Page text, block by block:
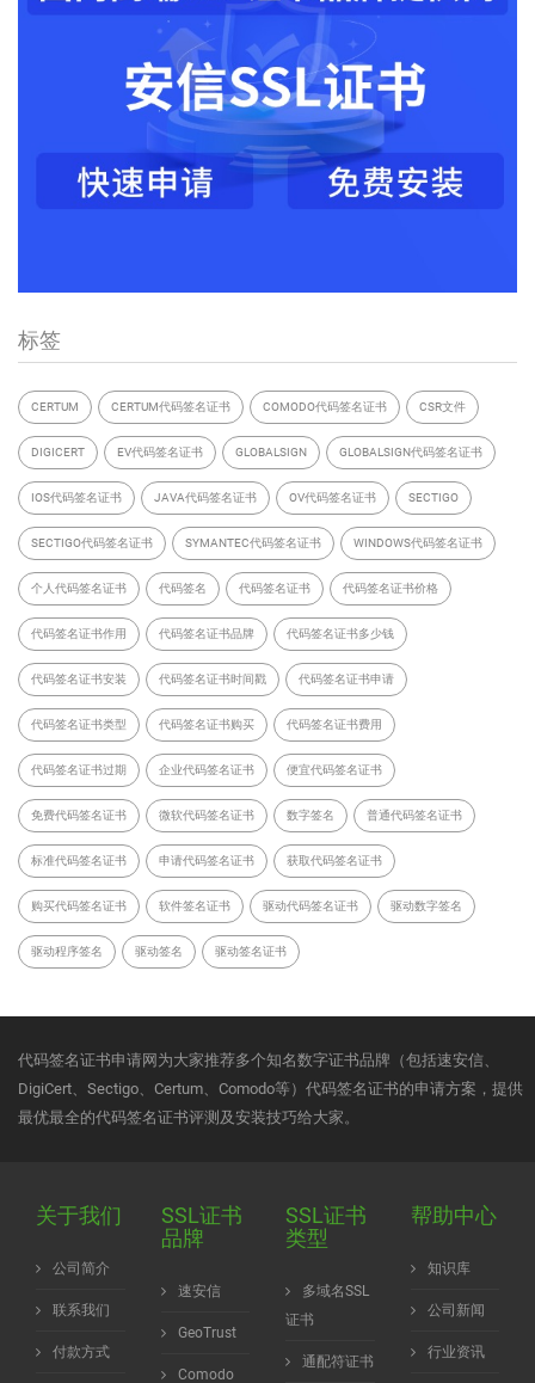
标签
CERTUM CERTUM代码签名证书 COMODO代码签名证书 CSR文件
DIGICERT EV代码签名证书 GLOBALSIGN GLOBALSIGN代码签名证书
IOS代码签名证书 JAVA代码签名证书 OV代码签名证书 SECTIGO
SECTIGO代码签名证书 SYMANTEC代码签名证书 WINDOWS代码签名证书
个人代码签名证书 代码签名 代码签名证书 代码签名证书价格
代码签名证书作用 代码签名证书品牌 代码签名证书多少钱
代码签名证书安装 代码签名证书时间戳 代码签名证书申请
代码签名证书类型 代码签名证书购买 代码签名证书费用
代码签名证书过期 企业代码签名证书 便宜代码签名证书
免费代码签名证书 微软代码签名证书 数字签名 普通代码签名证书
标准代码签名证书 申请代码签名证书 获取代码签名证书
购买代码签名证书 软件签名证书 驱动代码签名证书 驱动数字签名
驱动程序签名 驱动签名 驱动签名证书
代码签名证书申请网为大家推荐多个知名数字证书品牌（包括速安信、
DigiCert、Sectigo、Certum、Comodo等）代码签名证书的申请方案，提供
最优最全的代码签名证书评测及安装技巧给大家。
关于我们
公司简介
联系我们
付款方式
SSL证书
品牌
速安信
GeoTrust
Comodo
SSL证书
类型
多域名SSL
证书
通配符证书
帮助中心
知识库
公司新闻
行业资讯